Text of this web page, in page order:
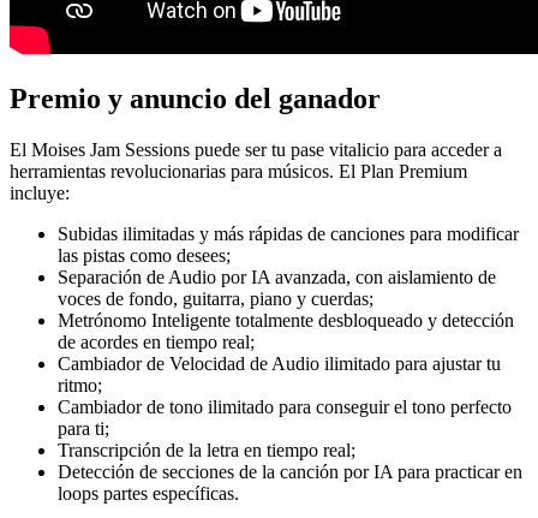
Premio y anuncio del ganador
El Moises Jam Sessions puede ser tu pase vitalicio para acceder a
herramientas revolucionarias para músicos. El Plan Premium
incluye:
Subidas ilimitadas y más rápidas de canciones para modificar
las pistas como desees;
Separación de Audio por IA avanzada, con aislamiento de
voces de fondo, guitarra, piano y cuerdas;
Metrónomo Inteligente totalmente desbloqueado y detección
de acordes en tiempo real;
Cambiador de Velocidad de Audio ilimitado para ajustar tu
ritmo;
Cambiador de tono ilimitado para conseguir el tono perfecto
para ti;
Transcripción de la letra en tiempo real;
Detección de secciones de la canción por IA para practicar en
loops partes específicas.